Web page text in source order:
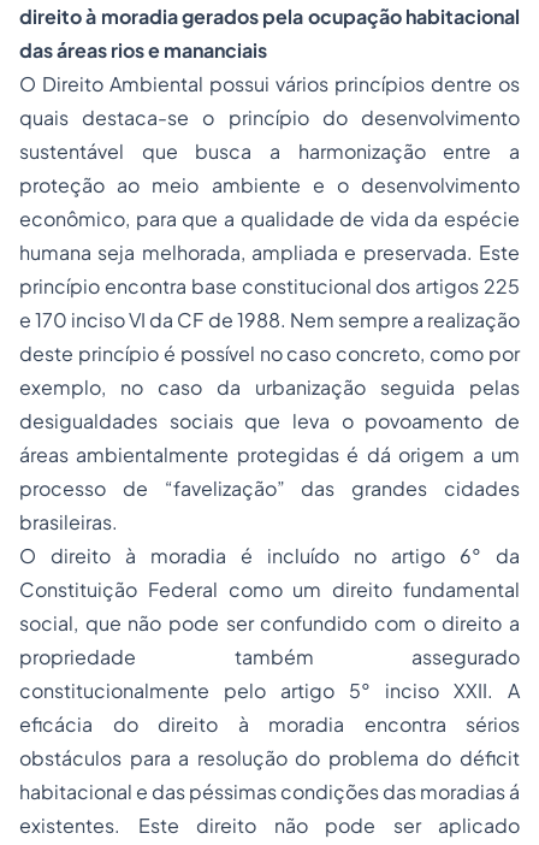
direito à moradia gerados pela ocupação habitacional
das áreas rios e mananciais
O Direito Ambiental possui vários princípios dentre os
quais destaca-se o princípio do desenvolvimento
sustentável que busca a harmonização entre a
proteção ao meio ambiente e o desenvolvimento
econômico, para que a qualidade de vida da espécie
humana seja melhorada, ampliada e preservada. Este
princípio encontra base constitucional dos artigos 225
e 170 inciso VI da CF de 1988. Nem sempre a realização
deste princípio é possível no caso concreto, como por
exemplo, no caso da urbanização seguida pelas
desigualdades sociais que leva o povoamento de
áreas ambientalmente protegidas é dá origem a um
processo de “favelização” das grandes cidades
brasileiras.
O direito à moradia é incluído no artigo 6° da
Constituição Federal como um direito fundamental
social, que não pode ser confundido com o direito a
propriedade também assegurado
constitucionalmente pelo artigo 5° inciso XXII. A
eficácia do direito à moradia encontra sérios
obstáculos para a resolução do problema do déficit
habitacional e das péssimas condições das moradias á
existentes. Este direito não pode ser aplicado